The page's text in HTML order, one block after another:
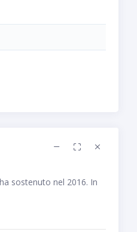
sostenuto nel 2016. In